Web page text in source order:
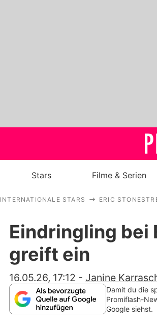
Stars Filme & Serien
INTERNATIONALE STARS ERIC
Eindringling bei
greift ein
16.05.26, 17:12 - Janine
Damit du die
Promiflash-
Google siehst.